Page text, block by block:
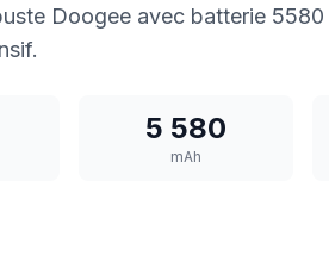
Doogee avec batterie
5 580
mAh